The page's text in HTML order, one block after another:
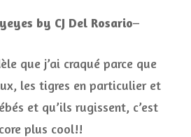
by CJ Del Rosario–
que j’ai craqué parce que
les tigres en particulier et
et qu’ils rugissent, c’est
plus cool!!